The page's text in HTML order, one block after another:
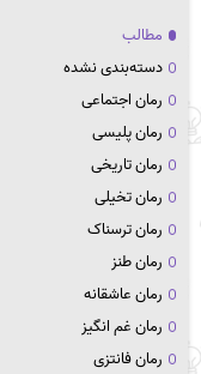
مطالب
دسته‌بندی نشده
رمان اجتماعی
رمان پلیسی
رمان تاریخی
رمان تخیلی
رمان ترسناک
رمان طنز
رمان عاشقانه
رمان غم انگیز
رمان فانتزی